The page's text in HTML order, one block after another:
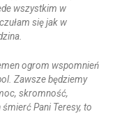
wszystkim w
się jak w
ogrom wspomnień
Zawsze będziemy
skromność,
Pani Teresy, to